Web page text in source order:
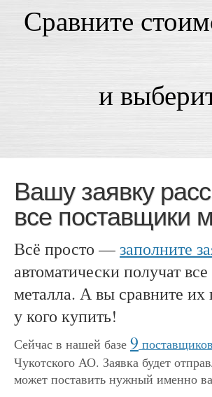
Сравните
и
Вашу заявку
все поставщики
Всё просто —заполните
автоматически получат
металла. А вы сравните
у кого купить!
Сейчас в нашей базе 9
Чукотского АО. Заявка будет
может поставить нужный именно